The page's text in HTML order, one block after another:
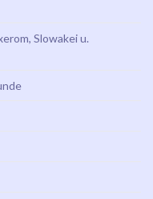
Slowakei u.